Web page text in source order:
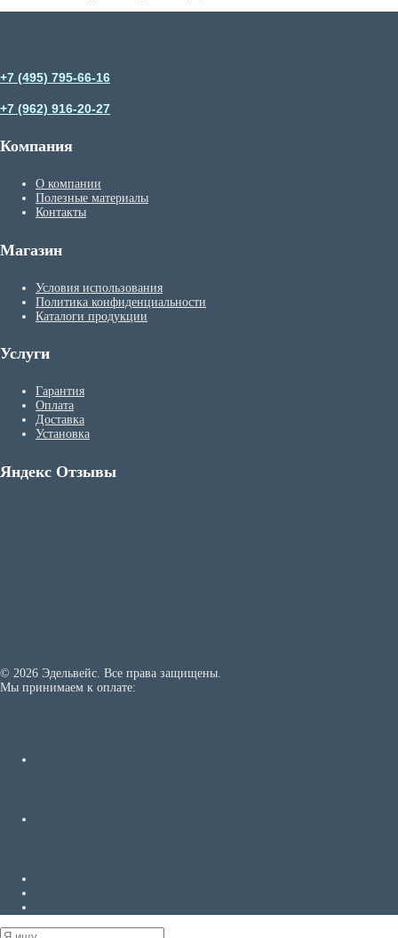
+7 (495) 795-66-16
+7 (962) 916-20-27
Компания
О компании
Полезные материалы
Контакты
Магазин
Условия использования
Политика конфиденциальности
Каталоги продукции
Услуги
Гарантия
Оплата
Доставка
Установка
Яндекс Отзывы
© 2026 Эдельвейс. Все права защищены.
Мы принимаем к оплате: